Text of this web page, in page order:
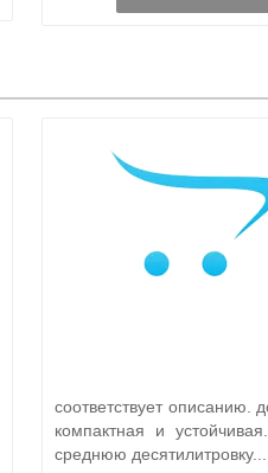
соответствует описанию.
компактная и
среднюю десятилитровку...